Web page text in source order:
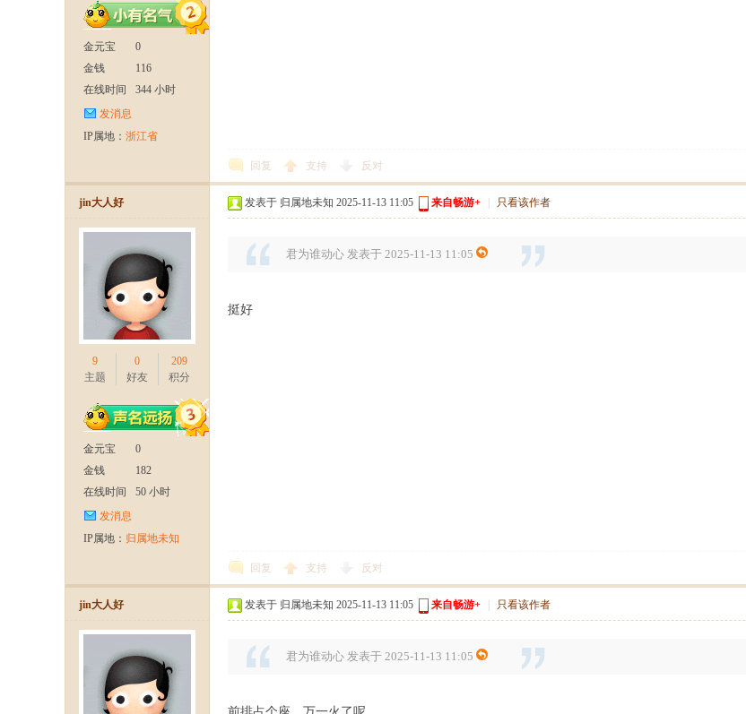
坛-
十
金元宝
0
金钱
116
在线时间
344 小时
发消息
IP属地： 浙江省
回复 支持 反对
jin大人好
9
主题
0
好友
209
积分
金元宝
0
金钱
182
在线时间
50 小时
发消息
IP属地： 归属地未知
发表于 归属地未知 2025-11-13 11:05 来自畅游+ 只看该作者
君为谁动心 发表于 2025-11-13 11:05
挺好
回复 支持 反对
jin大人好 发表于 归属地未知 2025-11-13 11:05 来自畅游+ 只看该作者
君为谁动心 发表于 2025-11-13 11:05